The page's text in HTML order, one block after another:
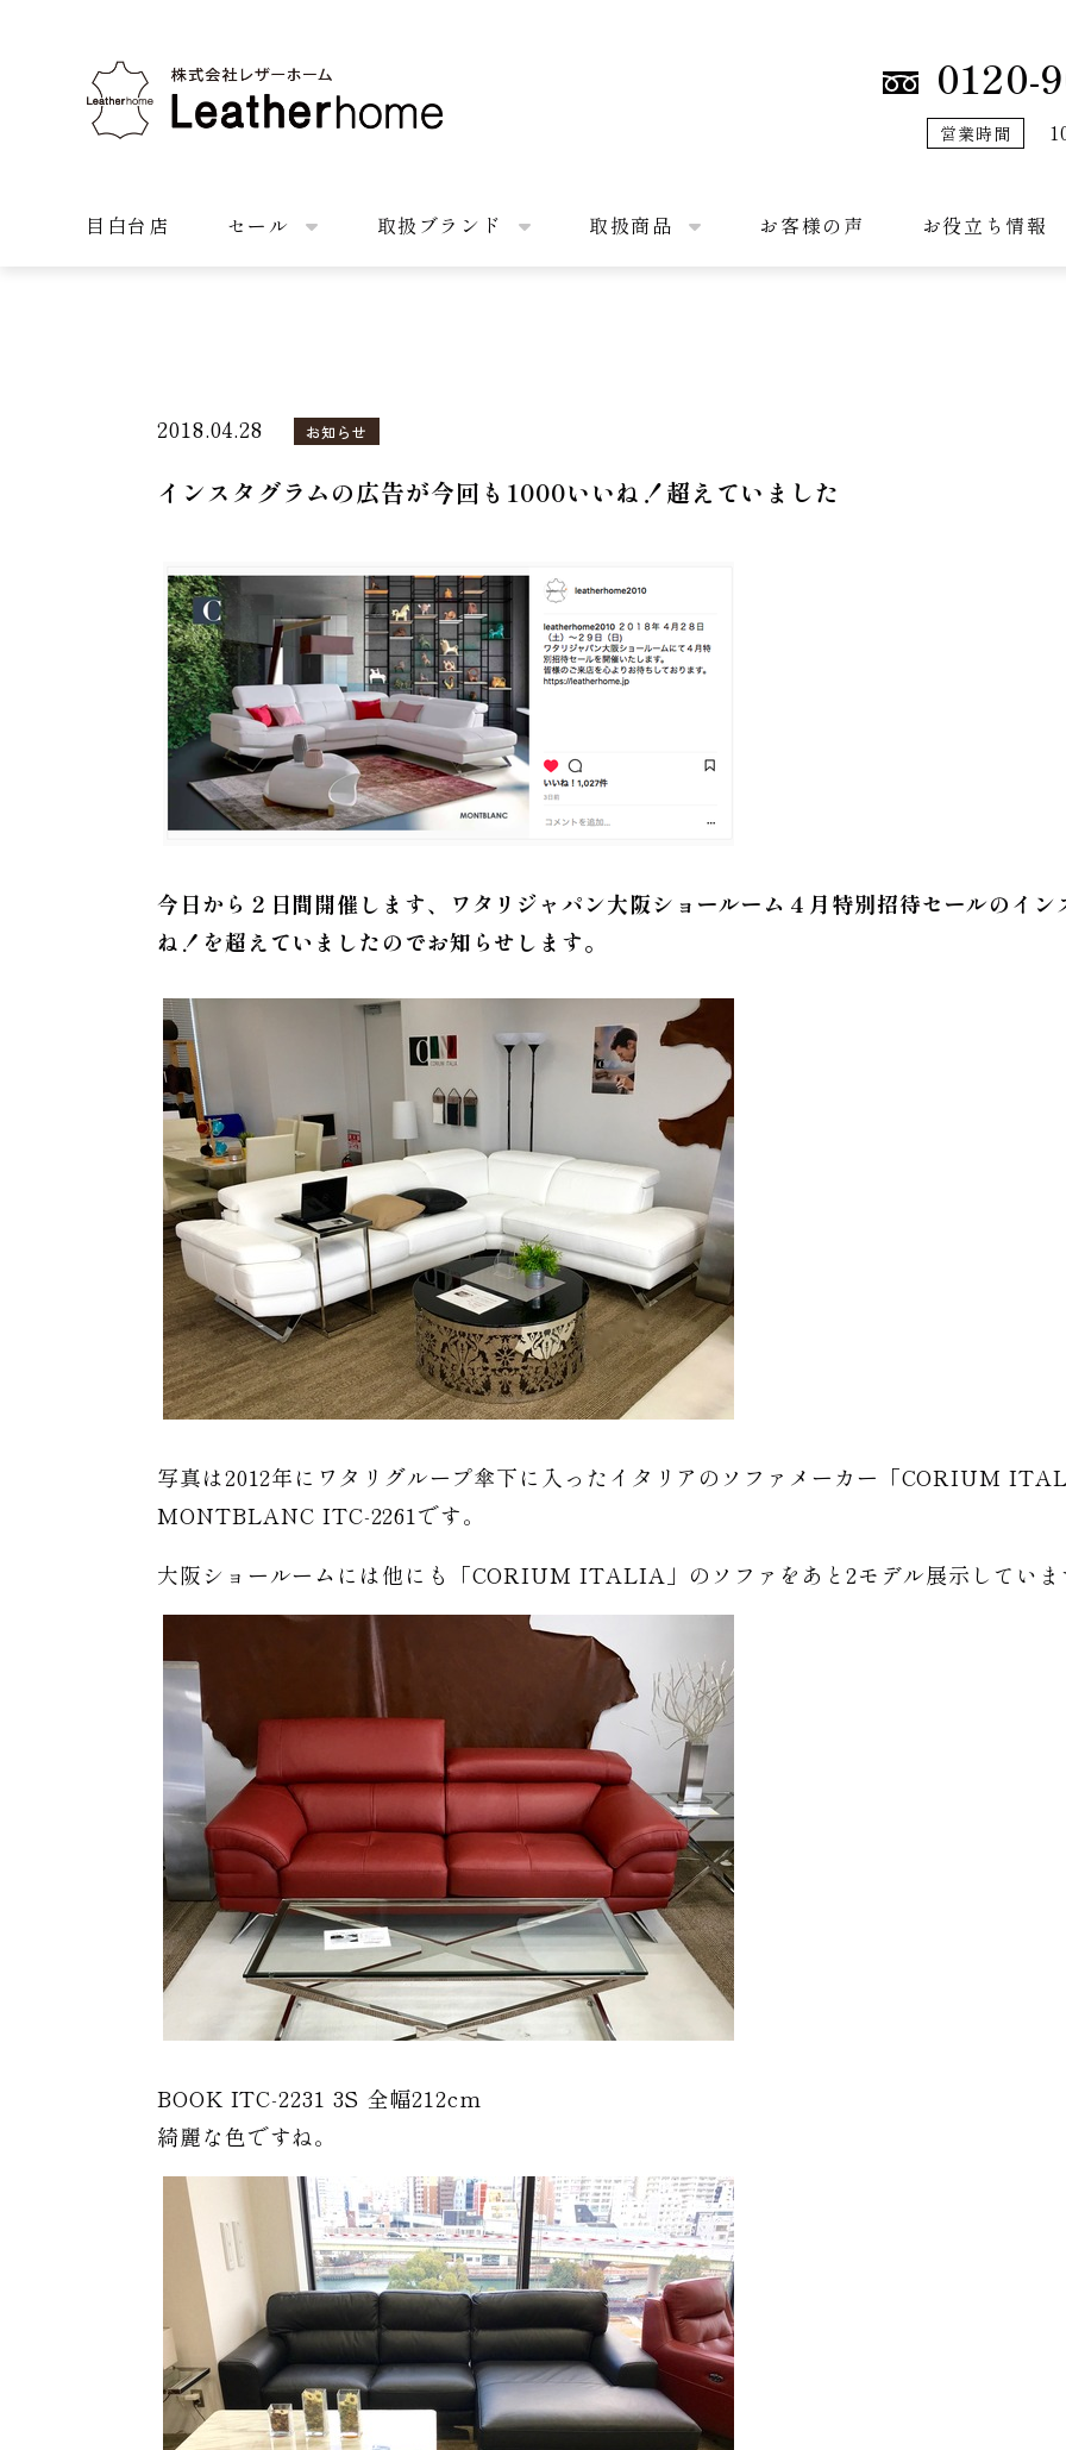
株式会社レザーホーム 0120-
営業時間
目白台店 セール 取扱ブランド 取扱商品 お客様の声 お役立ち情報
2018.04.28 お知らせ
インスタグラムの広告が今回も1000いいね！超えていました
今日から２日間開催します、ワタリジャパン大阪ショールーム４月特別招待セールのイ
ね！を超えていましたのでお知らせします。
写真は2012年にワタリグループ傘下に入ったイタリアのソファメーカー「CORIUM
MONTBLANC ITC-2261です。
大阪ショールームには他にも「CORIUM ITALIA」のソファをあと2モデル展示していま
BOOK ITC-2231 3S 全幅212cm
綺麗な色ですね。